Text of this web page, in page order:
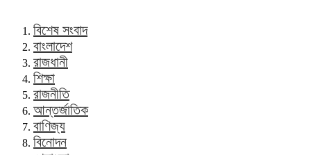
বিশেষ সংবাদ
বাংলাদেশ
রাজধানী
শিক্ষা
রাজনীতি
আন্তর্জাতিক
বাণিজ্য
বিনোদন